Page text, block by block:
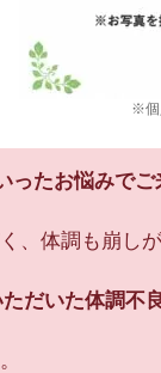
※個
ったお悩みでご
、体調も崩し
だいた体調不